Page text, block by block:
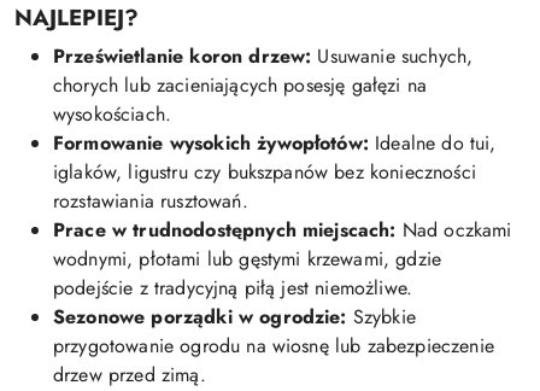
NAJLEPIEJ?
Prześwietlanie koron drzew: Usuwanie suchych,
chorych lub zacieniających posesję gałęzi na
wysokościach.
Formowanie wysokich żywopłotów: Idealne do tui,
iglaków, ligustru czy bukszpanów bez konieczności
rozstawiania rusztowań.
Prace w trudnodostępnych miejscach: Nad oczkami
wodnymi, płotami lub gęstymi krzewami, gdzie
podejście z tradycyjną piłą jest niemożliwe.
Sezonowe porządki w ogrodzie: Szybkie
przygotowanie ogrodu na wiosnę lub zabezpieczenie
drzew przed zimą.